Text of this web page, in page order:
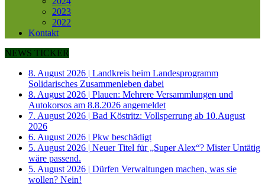
2023
2022
Kontakt
NEWS TICKER
8. August 2026 | Landkreis beim Landesprogramm
Solidarisches Zusammenleben dabei
8. August 2026 | Plauen: Mehrere Versammlungen und
Autokorsos am 8.8.2026 angemeldet
7. August 2026 | Bad Köstritz: Vollsperrung ab 10.August
2026
6. August 2026 | Pkw beschädigt
5. August 2026 | Neuer Titel für „Super Alex“? Mister Untätig
wäre passend.
5. August 2026 | Dürfen Verwaltungen machen, was sie
wollen? Nein!